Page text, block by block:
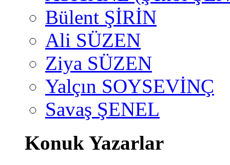
Bülent ŞİRİN
Ali SÜZEN
Ziya SÜZEN
Yalçın SOYSEVİNÇ
Savaş ŞENEL
Konuk Yazarlar